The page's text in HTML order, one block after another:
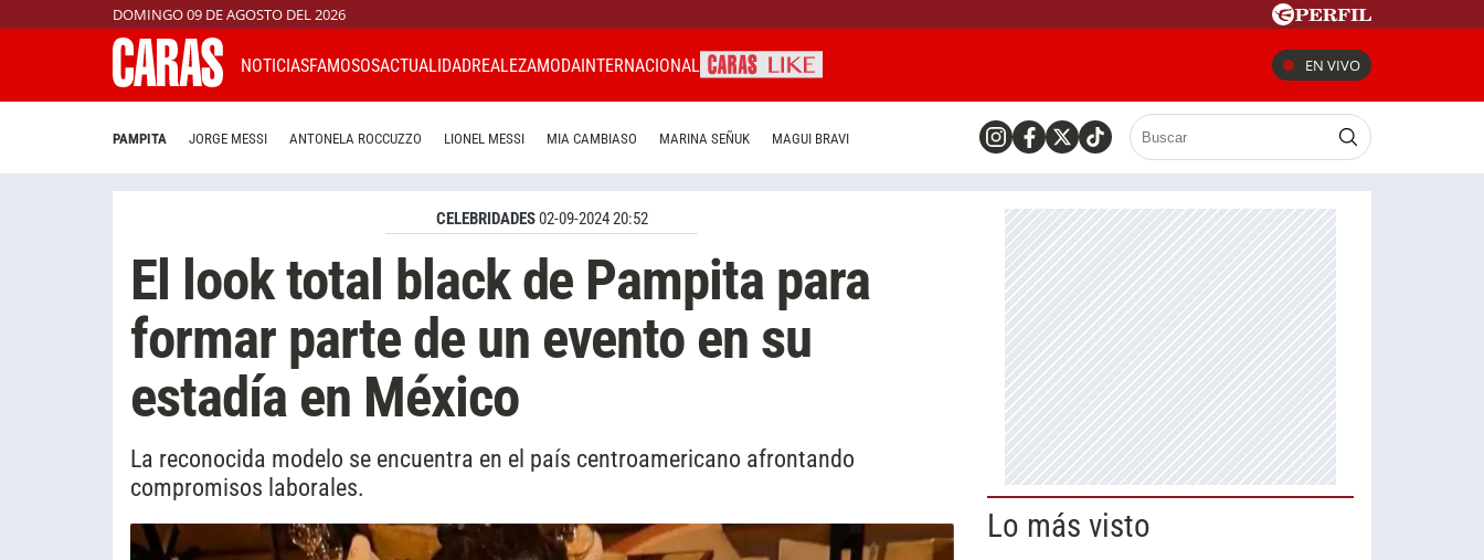
DOMINGO 09 DE AGOSTO DEL 2026
NOTICIASFAMOSOSACTUALIDADREALEZAMODAINTERNACIONAL EN VIVO
PAMPITA JORGE MESSI ANTONELA ROCCUZZO LIONEL MESSI MIA CAMBIASO MARINA SEÑUK MAGUI BRAVI
CELEBRIDADES02-09-2024 20:52
El look total black de Pampita para
formar parte de un evento en su
estadía en México
La reconocida modelo se encuentra en el país centroamericano afrontando
compromisos laborales.
Lo más visto